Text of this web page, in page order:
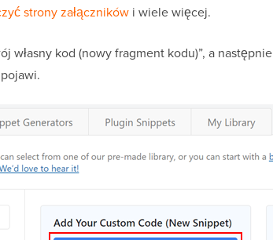
strony załączników i wiele więcej.
własny kod (nowy fragment kodu)”, a następnie